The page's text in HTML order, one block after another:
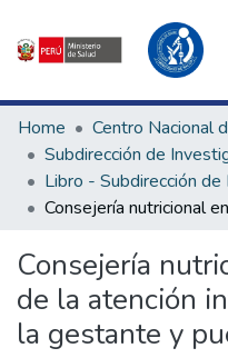
Communities & Collections
All of DSpace
Statistics
Estadísticas Externas
Enlaces de interés ▾
Home
Consejería
de la atención
la gestante y